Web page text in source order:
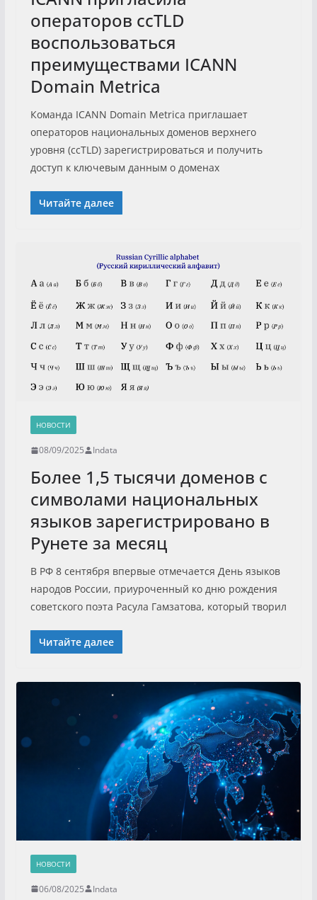
операторов ccTLD
воспользоваться
преимуществами ICANN
Domain Metrica
Команда ICANN Domain Metrica приглашает
операторов национальных доменов верхнего
уровня (ccTLD) зарегистрироваться и получить
доступ к ключевым данным о доменах
Читайте далее
НОВОСТИ
08/09/2025 Indata
Более 1,5 тысячи доменов с
символами национальных
языков зарегистрировано в
Рунете за месяц
В РФ 8 сентября впервые отмечается День языков
народов России, приуроченный ко дню рождения
советского поэта Расула Гамзатова, который творил
Читайте далее
НОВОСТИ
06/08/2025 Indata